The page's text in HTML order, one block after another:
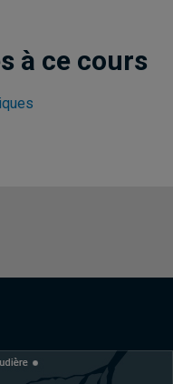
à ce cours